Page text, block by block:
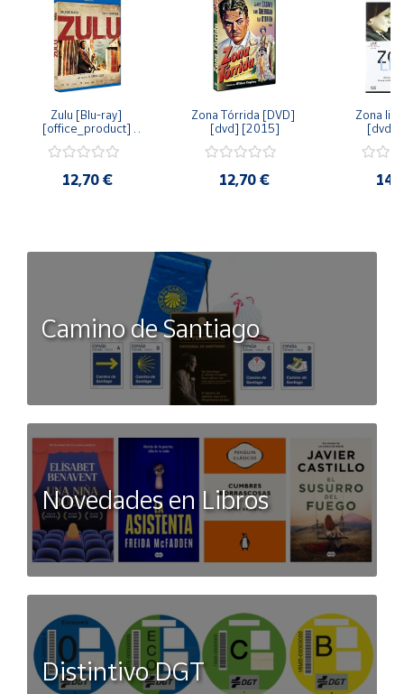
Zulu [Blu-ray]
[office_product]
12,70 €
Zona Tórrida [DVD]
[dvd] [2015]
12,70 €
Zona
[dvd]
Camino de Santiago
Novedades en Libros
Distintivo DGT